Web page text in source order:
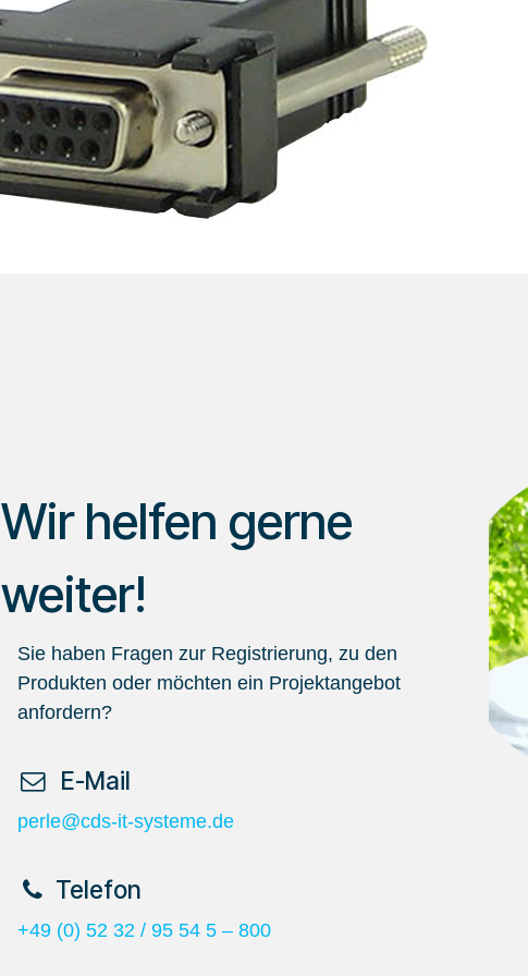
Wir helfen gerne
weiter!
Sie haben Fragen zur Registrierung, zu den
Produkten oder möchten ein Projektangebot
anfordern?
​ E-Mail
perle@cds-it-systeme.de
​Telefon
+49 (0) 52 32 / 95 54 5 – 800